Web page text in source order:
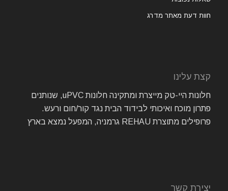
חוות דעת מאתר מדרג
קצת עלינו
חלונות היי-טק מייצרת ומתקינה חלונות uPVC, שנותנים
פתרון מוכח ואיכותי לבידוד הבית נגד קור/חום ורעש.
פרופילים מתוצרת REHAU גרמניה, המפעל נמצא בארץ
יצירת קשר